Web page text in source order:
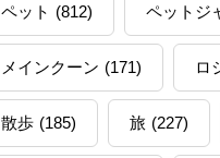
ペット (812) ペットジ
メインクーン (171) ロ
散歩 (185) 旅 (227)